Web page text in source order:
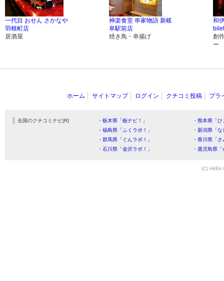
一代目 おせん さかなや
羽根町店
居酒屋
神楽食堂 串家物語 新岐
阜駅前店
焼き鳥・串揚げ
和
創
ー
ホーム サイトマップ ログイン クチコミ投稿 プラ
全国のクチコミナビ(R) ・栃木県「栃ナビ！」
・熊本県「
・福島県「ふくラボ！」
・新潟県「
・群馬県「ぐんラボ！」
・香川県「
・石川県「金沢ラボ！」
・鹿児島県
(C) HitBit